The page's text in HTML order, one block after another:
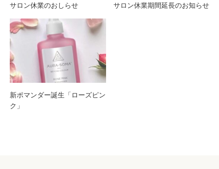
サロン休業のおしらせ サロン休業期間延長のお知らせ
新ポマンダー誕生「ローズピン
ク」